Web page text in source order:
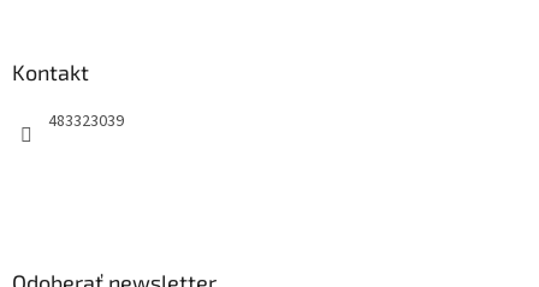
Kontakt
483323039